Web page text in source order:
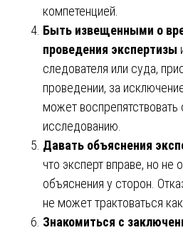
компетенцией.
Быть извещенными о
проведения экспертизы
следователя или суда,
проведении, за
может
исследованию.
Давать объяснения
что эксперт вправе, но не
объяснения у сторон.
не может трактоваться
Знакомиться с